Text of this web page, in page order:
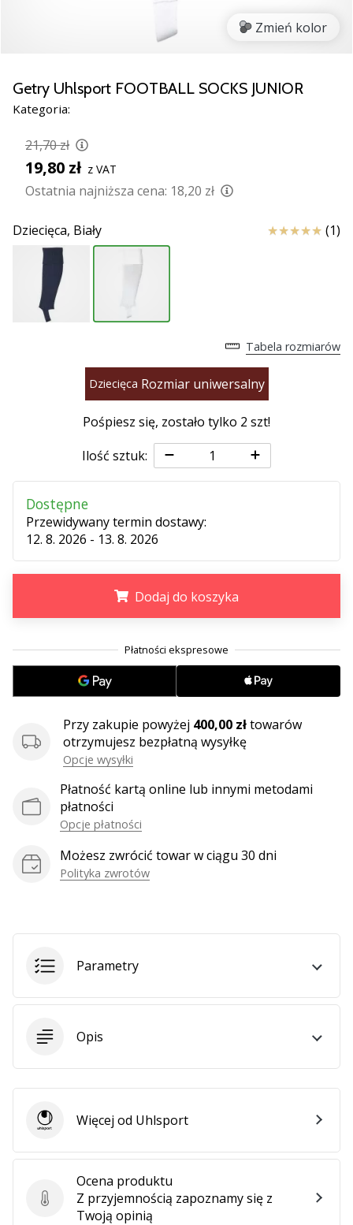
wszystkie
artykuły
Zmień kolor
Getry Uhlsport FOOTBALL SOCKS JUNIOR
Kategoria:
21,70 zł
19,80 zł z VAT
Ostatnia najniższa cena: 18,20 zł
Dziecięca, Biały Ocena (1)
Tabela rozmiarów
Dziecięca Rozmiar uniwersalny
Pośpiesz się, zostało tylko 2 szt!
Ilość sztuk:
Dostępne
Przewidywany termin dostawy:
12. 8. 2026 - 13. 8. 2026
Dodaj do koszyka
Przy zakupie powyżej 400,00 złtowarów
otrzymujesz bezpłatną wysyłkę
Opcje wysyłki
Płatność kartą online lub innymi metodami
płatności
Opcje płatności
Możesz zwrócić towar w ciągu 30 dni
Polityka zwrotów
Parametry
Opis
Ocena produktu
Ocena produktu
Z przyjemnością zapoznamy się z
Twoją opinią
UhlsportWięcej od Uhlsport